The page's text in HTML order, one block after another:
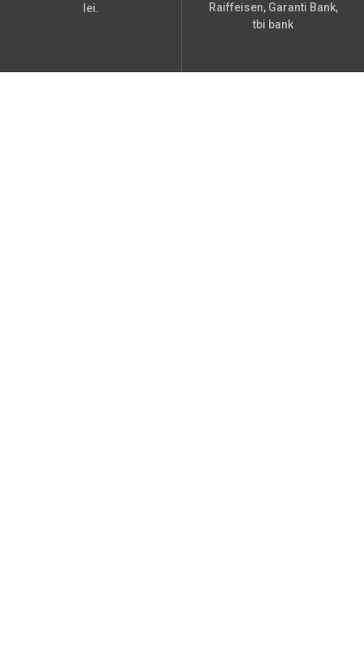
lei.
Raiffeisen, Garanti Bank,
tbi bank